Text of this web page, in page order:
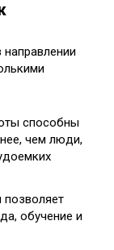
способны
чем люди,
позволяет
обучение и